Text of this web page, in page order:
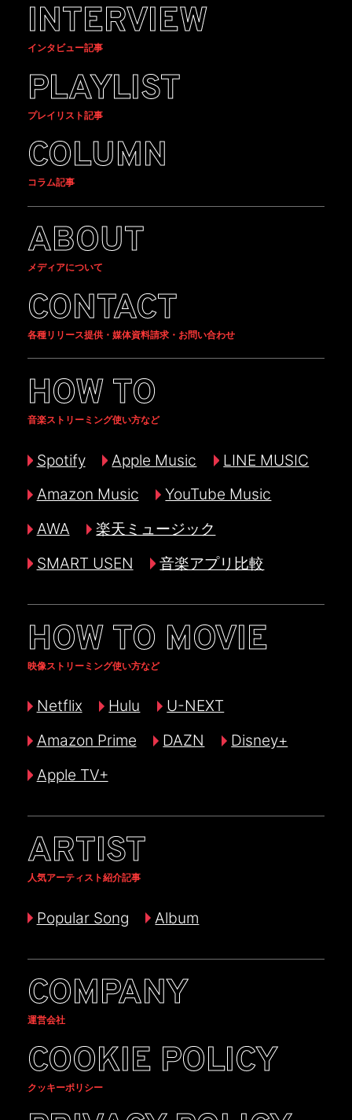
INTERVIEW
インタビュー記事
PLAYLIST
プレイリスト記事
COLUMN
コラム記事
ABOUT
メディアについて
CONTACT
各種リリース提供・媒体資料請求・お問い合わせ
HOW TO
音楽ストリーミング使い方など
Spotify Apple Music
LINE MUSIC
Amazon Music
YouTube Music
AWA
楽天ミュージック
SMART USEN
音楽アプリ比較
HOW TO MOVIE
映像ストリーミング使い方など
Netflix Hulu
U-NEXT
Amazon Prime
DAZN
Disney+
Apple TV+
ARTIST
人気アーティスト紹介記事
Popular Song Album
COMPANY
運営会社
COOKIE POLICY
クッキーポリシー